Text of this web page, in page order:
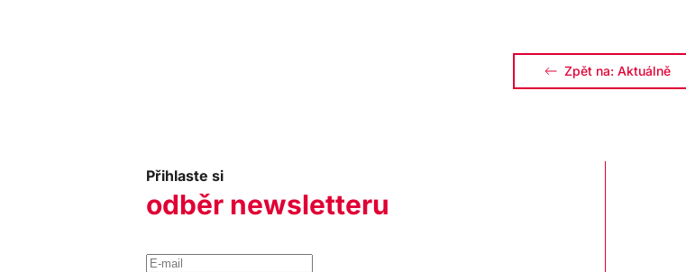
Zpět na: Aktuálně
Přihlaste si
odběr newsletteru